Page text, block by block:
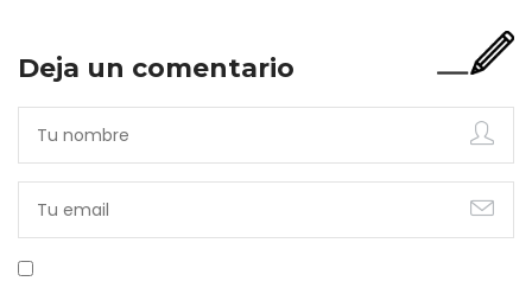
Deja un comentario